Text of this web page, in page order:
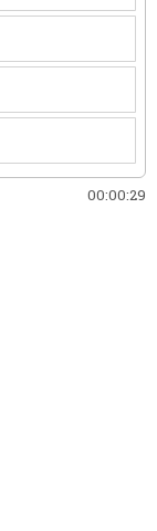
00:00:30